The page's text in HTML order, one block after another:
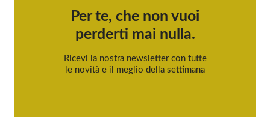
Per te, che non vuoi
perderti mai nulla.
Ricevi la nostra newsletter con tutte
le novità e il meglio della settimana